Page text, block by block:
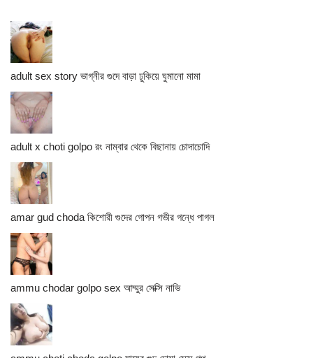
adult sex story ভাগ্নীর গুদে বাড়া ঢুকিয়ে ঘুমানো মামা
adult x choti golpo রং নাম্বার থেকে বিছানায় চোদাচোদি
amar gud choda কিশোরী গুদের গোপন গভীর গন্ধে পাগল
ammu chodar golpo sex আম্মুর সেক্সি নাভি